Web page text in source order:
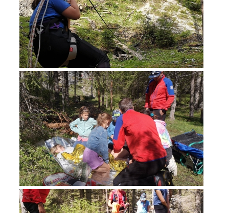
Interventi